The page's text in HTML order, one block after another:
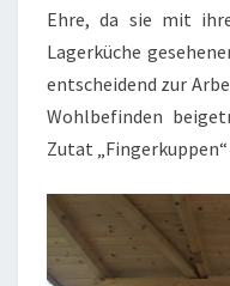
Ehre, da sie mit
Lagerküche
entscheidend zur
Wohlbefinden
Zutat „Fingerkuppen“